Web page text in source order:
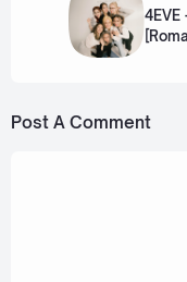
4EVE
Post A Comment